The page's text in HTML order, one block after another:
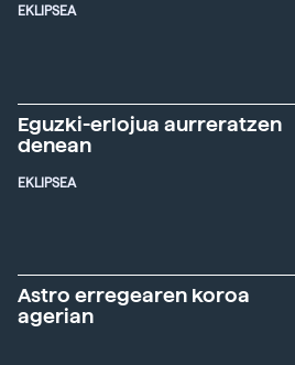
EKLIPSEA
Eguzki-erlojua aurreratzen
denean
EKLIPSEA
Astro erregearen koroa
agerian